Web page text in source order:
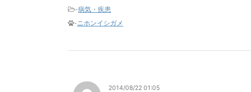
-病気・疾患
-ニホンイシガメ
2014/08/22 01:05